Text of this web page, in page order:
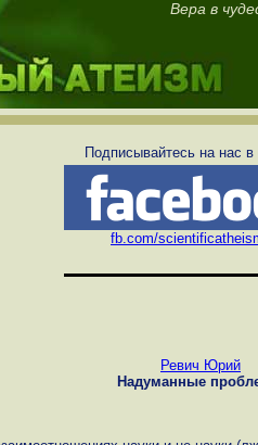
Вера в
Подписывайтесь на нас в
fb.com/
Ревич Юрий
Надуманные